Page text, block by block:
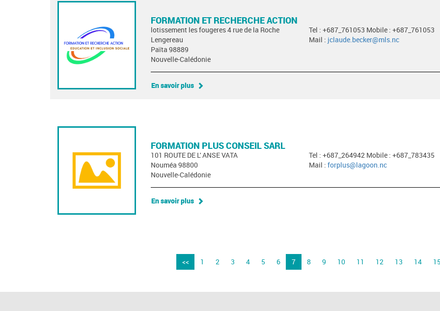
FORMATION ET RECHERCHE ACTION
lotissement les fougeres 4 rue de la Roche
Lengereau
Païta 98889
Nouvelle-Calédonie
Tel : +687_761053 Mobile : +687_761053
Mail : jclaude.becker@mls.nc
En savoir plus
FORMATION PLUS CONSEIL SARL
101 ROUTE DE L' ANSE VATA
Nouméa 98800
Nouvelle-Calédonie
Tel : +687_264942 Mobile : +687_783435
Mail : forplus@lagoon.nc
En savoir plus
<< 1 2 3 4 5 6 7 8 9 10 11 12 13 14 15